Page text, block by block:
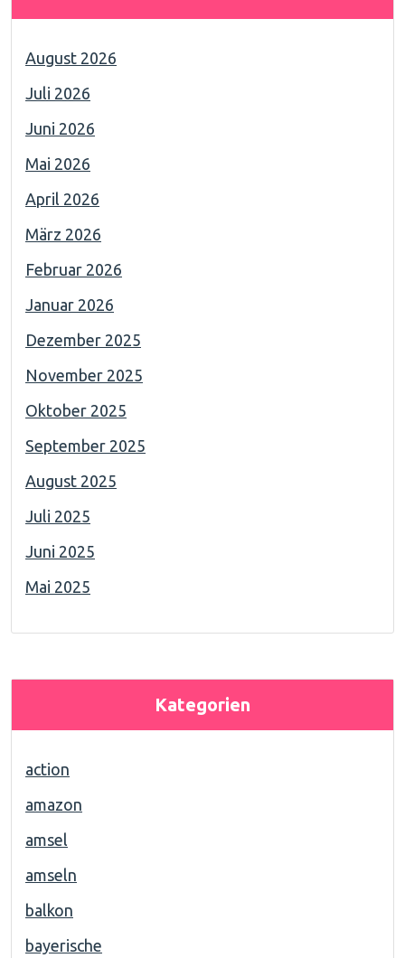
August 2026
Juli 2026
Juni 2026
Mai 2026
April 2026
März 2026
Februar 2026
Januar 2026
Dezember 2025
November 2025
Oktober 2025
September 2025
August 2025
Juli 2025
Juni 2025
Mai 2025
Kategorien
action
amazon
amsel
amseln
balkon
bayerische